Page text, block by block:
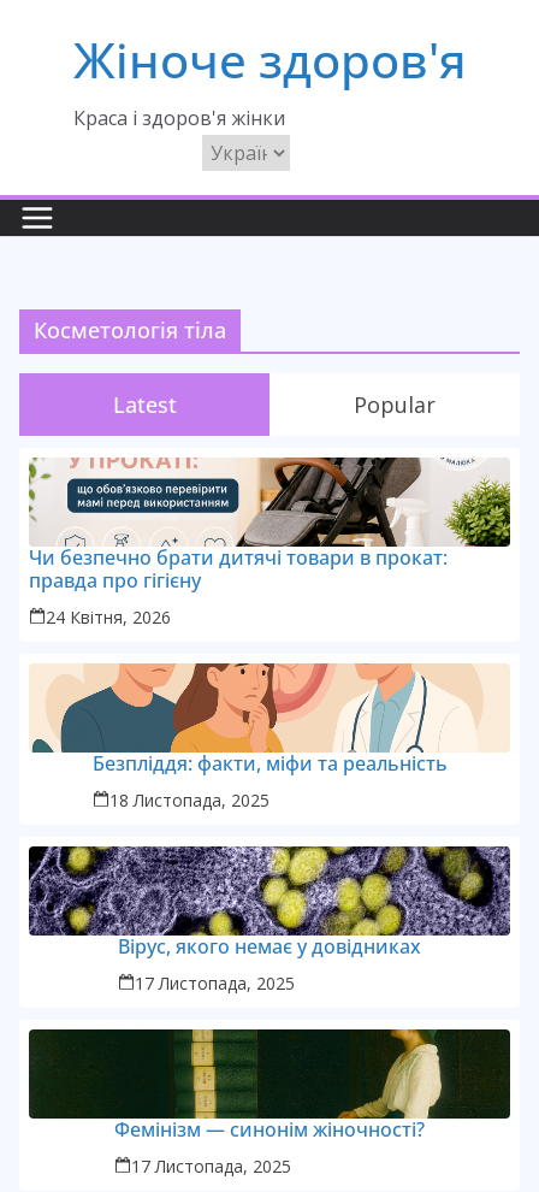
Жіноче здоров'я
Краса і здоров'я жінки
Вибрати
Косметологія тіла
Latest Popular
Чи безпечно брати дитячі товари в прокат:
правда про гігієну
24 Квітня, 2026
Безпліддя: факти, міфи та реальність
18 Листопада, 2025
Вірус, якого немає у довідниках
17 Листопада, 2025
Фемінізм — синонім жіночності?
17 Листопада, 2025